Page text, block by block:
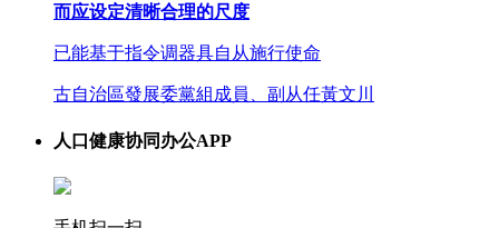
而应设定清晰合理的尺度
已能基于指令调器具自从施行使命
古自治區發展委黨組成員、副从任黃文川
人口健康协同办公APP